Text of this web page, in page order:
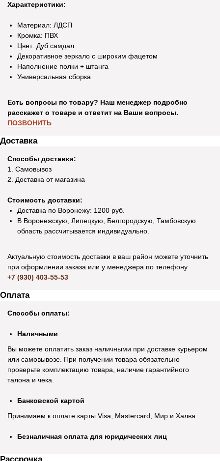
Характеристики:
Материал: ЛДСП
Кромка: ПВХ
Цвет: Дуб самдал
Декоративное зеркало с широким фацетом
Наполнение полки + штанга
Универсальная сборка
Есть вопросы по товару? Наш менеджер подробно
расскажет о товаре и ответит на Ваши вопросы.
ПОЗВОНИТЬ
Доставка
Способы доставки:
1. Самовывоз
2. Доставка от магазина
Стоимость доставки:
Доставка по Воронежу: 1200 руб.
В Воронежскую, Липецкую, Белгородскую, Тамбовскую
область рассчитывается индивидуально.
Актуальную стоимость доставки в ваш район можете уточнить
при оформлении заказа или у менеджера по телефону
+7 (930) 403-55-53
Оплата
Способы оплаты:
Наличными
Вы можете оплатить заказ наличными при доставке курьером
или самовывозе. При получении товара обязательно
проверьте комплектацию товара, наличие гарантийного
талона и чека.
Банковской картой
Принимаем к оплате карты Visa, Mastercard, Мир и Халва.
Безналичная оплата для юридических лиц